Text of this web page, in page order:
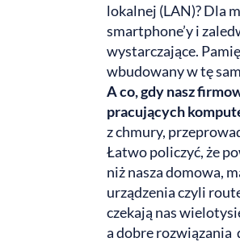
lokalnej (LAN)? Dla
smartphone’y i
wystarczające.
wbudowany w tę
A co, gdy nasz
pracujących
z chmury,
Łatwo policzyć, że
niż nasza domowa,
urządzenia czyli
czekają nas
a dobre rozwiązania